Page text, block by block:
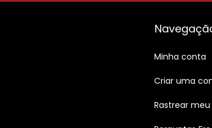
Minha conta
Criar uma
Rastrear